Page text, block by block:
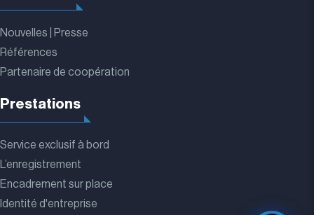
Nouvelles | Presse
Références
Partenaire de coopération
Prestations
Service exclusif à bord
L’enregistrement
Encadrement sur place
Identité d'entreprise